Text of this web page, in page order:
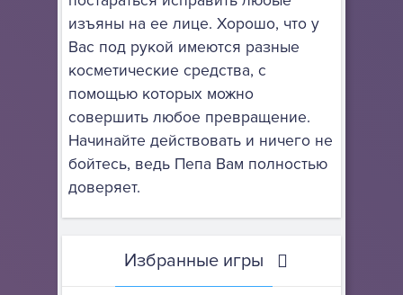
изъяны на ее лице. Хорошо, что у
Вас под рукой имеются разные
косметические средства, с
помощью которых можно
совершить любое превращение.
Начинайте действовать и ничего не
бойтесь, ведь Пепа Вам полностью
доверяет.
Избранные игры